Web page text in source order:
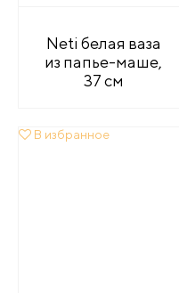
Neti белая ваза
из папье-маше,
37 см
В избранное